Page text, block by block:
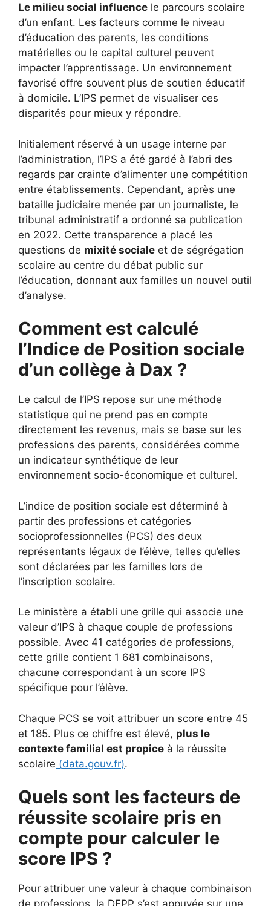
Le milieu social influence le parcours scolaire
d’un enfant. Les facteurs comme le niveau
d’éducation des parents, les conditions
matérielles ou le capital culturel peuvent
impacter l’apprentissage. Un environnement
favorisé offre souvent plus de soutien éducatif
à domicile. L’IPS permet de visualiser ces
disparités pour mieux y répondre.
Initialement réservé à un usage interne par
l’administration, l’IPS a été gardé à l’abri des
regards par crainte d’alimenter une compétition
entre établissements. Cependant, après une
bataille judiciaire menée par un journaliste, le
tribunal administratif a ordonné sa publication
en 2022. Cette transparence a placé les
questions de mixité sociale et de ségrégation
scolaire au centre du débat public sur
l’éducation, donnant aux familles un nouvel outil
d’analyse.
Comment est calculé
l’Indice de Position sociale
d’un collège à Dax ?
Le calcul de l’IPS repose sur une méthode
statistique qui ne prend pas en compte
directement les revenus, mais se base sur les
professions des parents, considérées comme
un indicateur synthétique de leur
environnement socio-économique et culturel.
L’indice de position sociale est déterminé à
partir des professions et catégories
socioprofessionnelles (PCS) des deux
représentants légaux de l’élève, telles qu’elles
sont déclarées par les familles lors de
l’inscription scolaire.
Le ministère a établi une grille qui associe une
valeur d’IPS à chaque couple de professions
possible. Avec 41 catégories de professions,
cette grille contient 1 681 combinaisons,
chacune correspondant à un score IPS
spécifique pour l’élève.
Chaque PCS se voit attribuer un score entre 45
et 185. Plus ce chiffre est élevé, plus le
contexte familial est propice à la réussite
scolaire (data.gouv.fr).
Quels sont les facteurs de
réussite scolaire pris en
compte pour calculer le
score IPS ?
Pour attribuer une valeur à chaque combinaison
de professions, la DEPP s’est appuyée sur une